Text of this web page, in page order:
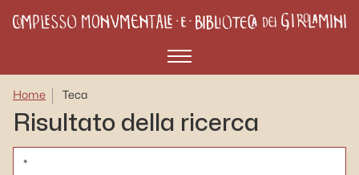
Menù
Home Teca
Risultato della ricerca